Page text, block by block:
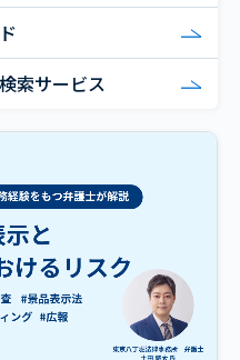
索サービス